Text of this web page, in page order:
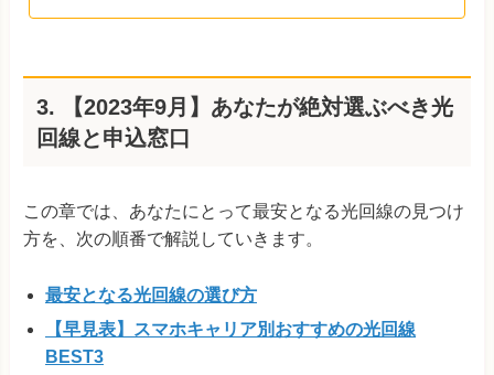
3. 【2023年9月】あなたが絶対選ぶべき光
回線と申込窓口
この章では、あなたにとって最安となる光回線の見つけ
方を、次の順番で解説していきます。
最安となる光回線の選び方
【早見表】スマホキャリア別おすすめの光回線
BEST3